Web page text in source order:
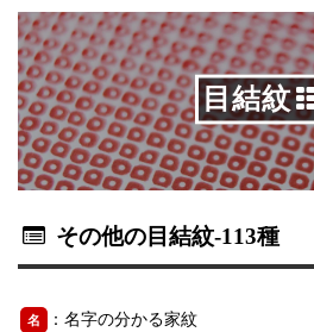
目結紋
その他の目結紋-113種
名 ：名字の分かる家紋